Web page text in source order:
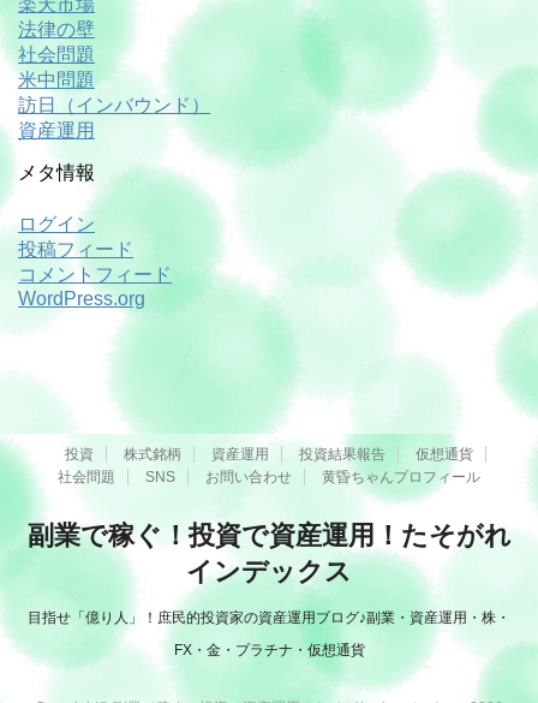
法律の壁
社会問題
米中問題
訪日（インバウンド）
資産運用
メタ情報
ログイン
投稿フィード
コメントフィード
WordPress.org
投資 株式銘柄 資産運用 投資結果報告
仮想通貨
社会問題
SNS お問い合わせ 黄昏ちゃんプロフィール
副業で稼ぐ！投資で資産運用！たそがれ
インデックス
目指せ「億り人」！庶民的投資家の資産運用ブログ♪副業・資産運用・株・
FX・金・プラチナ・仮想通貨